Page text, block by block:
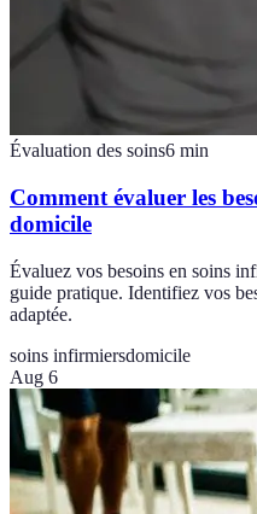
Évaluation des soins6 min
Comment évaluer les
domicile
Évaluez vos besoins en soins
guide pratique. Identifiez vos
adaptée.
soins infirmiersdomicile
Aug 6